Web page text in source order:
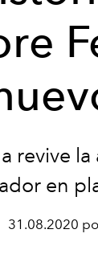
revive
en
31.08.2020